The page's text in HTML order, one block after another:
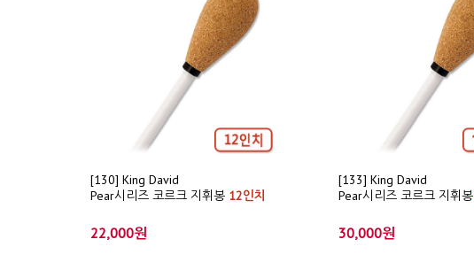
[130] King David
Pear시리즈 코르크 지휘봉 12인치
22,000원
[133] King David
Pear시리즈 코르크 지휘봉
30,000원